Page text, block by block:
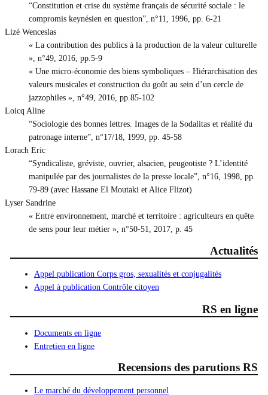
“Constitution et crise du système français de sécurité sociale : le
compromis keynésien en question”, n°11, 1996, pp. 6-21
Lizé Wenceslas
« La contribution des publics à la production de la valeur culturelle
», n°49, 2016, pp.5-9
« Une micro-économie des biens symboliques – Hiérarchisation des
valeurs musicales et construction du goût au sein d’un cercle de
jazzophiles », n°49, 2016, pp.85-102
Loicq Aline
“Sociologie des bonnes lettres. Images de la Sodalitas et réalité du
patronage interne”, n°17/18, 1999, pp. 45-58
Lorach Eric
“Syndicaliste, gréviste, ouvrier, alsacien, peugeotiste ? L’identité
manipulée par des journalistes de la presse locale”, n°16, 1998, pp.
79-89 (avec Hassane El Moutaki et Alice Flizot)
Lyser Sandrine
« Entre environnement, marché et territoire : agriculteurs en quête
de sens pour leur métier », n°50-51, 2017, p. 45
Actualités
Appel publication Corps gros, sexualités et conjugalités
Appel à publication Contrôle citoyen
RS en ligne
Documents en ligne
Entretien en ligne
Recensions des parutions RS
Le marché du développement personnel